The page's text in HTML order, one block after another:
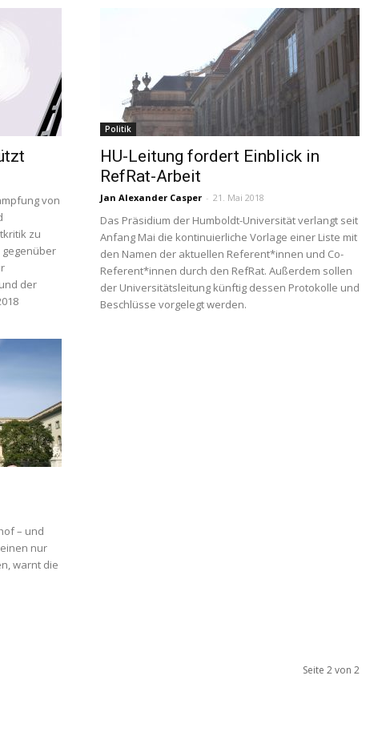
|
Studierendenzeitung
der
von
zu
der
Politik
HU-Leitung fordert Einblick in
RefRat-Arbeit
Jan Alexander Casper - 21. Mai 2018
Das Präsidium der Humboldt-Universität verlangt seit
Anfang Mai die kontinuierliche Vorlage einer Liste mit
den Namen der aktuellen Referent*innen und Co-
Referent*innen durch den RefRat. Außerdem sollen
der Universitätsleitung künftig dessen Protokolle und
Beschlüsse vorgelegt werden.
– und
nur
warnt die
Seite 2 von 2